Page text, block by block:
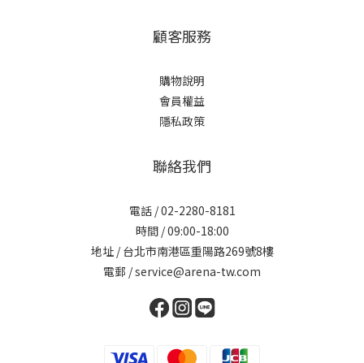
顧客服務
購物說明
會員權益
隱私政策
聯絡我們
電話 / 02-2280-8181
時間 / 09:00-18:00
地址 / 台北市南港區重陽路269號8樓
電郵 / service@arena-tw.com